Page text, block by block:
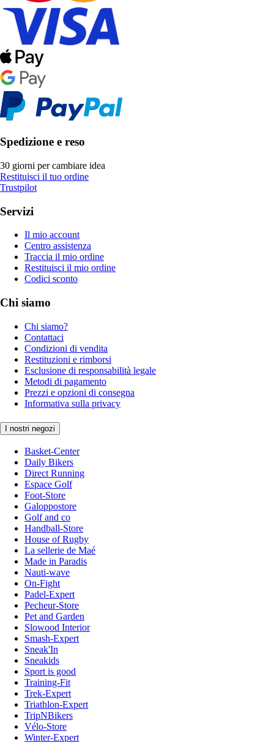
Spedizione e reso
30 giorni per cambiare idea
Restituisci il tuo ordine
Trustpilot
Servizi
Il mio account
Centro assistenza
Traccia il mio ordine
Restituisci il mio ordine
Codici sconto
Chi siamo
Chi siamo?
Contattaci
Condizioni di vendita
Restituzioni e rimborsi
Esclusione di responsabilità legale
Metodi di pagamento
Prezzi e opzioni di consegna
Informativa sulla privacy
I nostri negozi
Basket-Center
Daily Bikers
Direct Running
Espace Golf
Foot-Store
Galoppostore
Golf and co
Handball-Store
House of Rugby
La sellerie de Maé
Made in Paradis
Nauti-wave
On-Fight
Padel-Expert
Pecheur-Store
Pet and Garden
Slowood Interior
Smash-Expert
Sneak'In
Sneakids
Sport is good
Training-Fit
Trek-Expert
Triathlon-Expert
TripNBikers
Vélo-Store
Winter-Expert